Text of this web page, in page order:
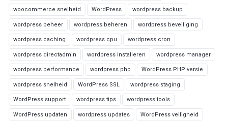
woocommerce snelheid WordPress wordpress backup
wordpress beheer wordpress beheren wordpress beveiliging
wordpress caching wordpress cpu wordpress cron
wordpress directadmin wordpress installeren wordpress manager
wordpress performance wordpress php WordPress PHP versie
wordpress snelheid WordPress SSL wordpress staging
WordPress support wordpress tips wordpress tools
WordPress updaten wordpress updates WordPress veiligheid